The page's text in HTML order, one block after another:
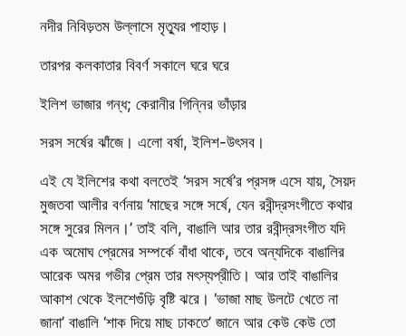
নদীর নিবিড়তম উল্লাসে মৃত্যুর পাহাড়।
তারপর কলকাতার বিবর্ণ সকালে ঘরে ঘরে
ইলিশ ভাজার গন্ধ; কেরানীর গিন্নির ভাঁড়ার
সরস সর্ষের ঝাঁজে। এলো বর্ষা, ইলিশ-উৎসব।
এই যে ইলিশের কথা বলতেই ‘সরস সর্ষে’র প্রসঙ্গ এসে যায়, সৈয়দ
মুজতবা আলীর বর্ণনায় ‘মাছের সঙ্গে সর্ষে, যেন রবীন্দ্রসংগীতে কথার
সঙ্গে সুরের মিলন।’ তাই বলি, বাঙালি আর তার রবীন্দ্রসংগীত যদি
এক অমোঘ প্রেমের সম্পর্কে বাঁধা থাকে, তবে অন্যদিকে বাঙালির
আরেক অমর গভীর প্রেম তার মৎস্যপ্রীতি। আর তাই বাঙালির
আকাশ থেকে ইলশেগুঁড়ি বৃষ্টি ঝরে। ‘ভাজা মাছ উলটে খেতে না
জানা’ বাঙালি ‘শাক দিয়ে মাছ ঢাকতে’ জানে আর কেউ কেউ তো